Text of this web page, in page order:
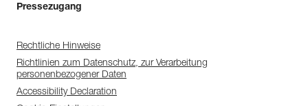
Pressezugang
Rechtliche Hinweise
Richtlinien zum Datenschutz, zur Verarbeitung
personenbezogener Daten
Accessibility Declaration